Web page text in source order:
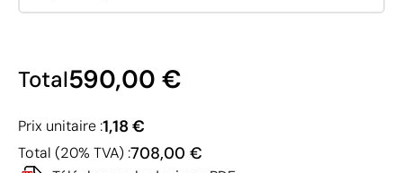
Total590,00 €
Prix unitaire :1,18 €
Total (20% TVA) :708,00 €